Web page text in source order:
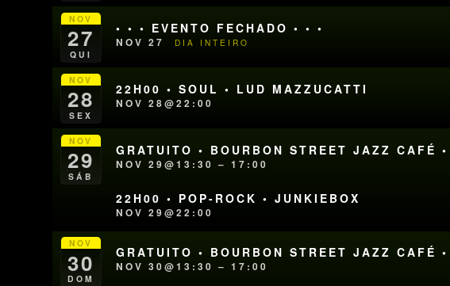
NOV
27
QUI
• • • EVENTO FECHADO • • •
NOV 27 DIA INTEIRO
NOV
28
SEX
22H00 • SOUL • LUD MAZZUCATTI
NOV 28@22:00
NOV
29
SÁB
GRATUITO • BOURBON STREET JAZZ CAFÉ
NOV 29@13:30 – 17:00
22H00 • POP-ROCK • JUNKIEBOX
NOV 29@22:00
NOV
30
DOM
GRATUITO • BOURBON STREET JAZZ CAFÉ
NOV 30@13:30 – 17:00